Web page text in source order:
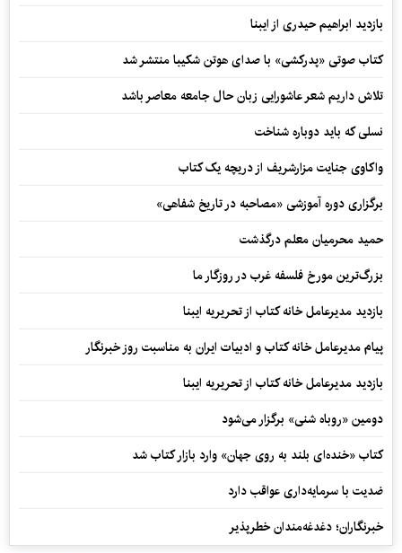
بازدید ابراهیم حیدری از ایبنا
کتاب صوتی «پدرکشی» با صدای هوتن شکیبا منتشر شد
تلاش داریم شعر عاشورایی زبان حال جامعه معاصر باشد
نسلی که باید دوباره شناخت
واکاوی جنایت مزارشریف از دریچه یک کتاب
برگزاری دوره آموزشی «مصاحبه در تاریخ شفاهی»
حمید محرمیان معلم درگذشت
بزرگ‌ترین مورخ فلسفه غرب در روزگار ما
بازدید مدیرعامل خانه کتاب از تحریریه ایبنا
پیام مدیرعامل خانه کتاب و ادبیات ایران به مناسبت روز خبرنگار
بازدید مدیرعامل خانه کتاب از تحریریه ایبنا
دومین «روباه شنی» برگزار می‌شود
کتاب «خنده‌ای بلند به روی جهان» وارد بازار کتاب شد
ضدیت با سرمایه‌داری عواقب دارد
خبرنگاران؛ دغدغه‌مندان خطرپذیر